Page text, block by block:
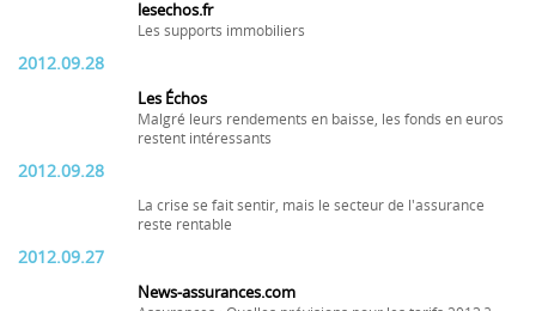
lesechos.fr
Les supports immobiliers
2012.09.28
Les Échos
Malgré leurs rendements en baisse, les fonds en euros
restent intéressants
2012.09.28
La crise se fait sentir, mais le secteur de l'assurance
reste rentable
2012.09.27
News-assurances.com